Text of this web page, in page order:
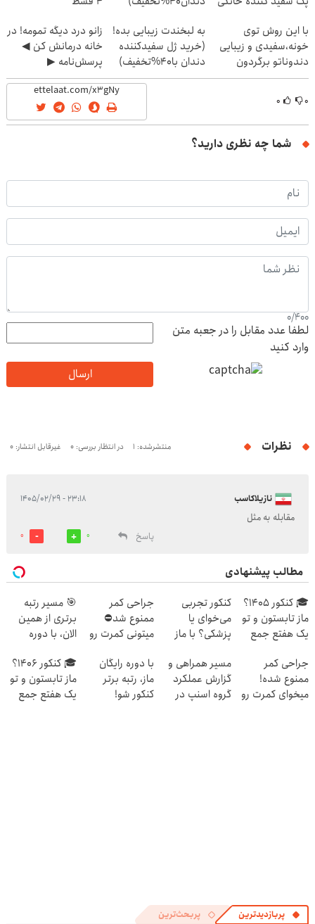
با این روش توی
خونه،سفیدی و زیبایی
دندوناتو برگردون
(40%off)
به لبخندت زیبایی بده!
(خرید ژل سفیدکننده
دندان با40%تخفیف)
زانو درد دیگه تمومه! در
خانه درمانش کن ◀
پرسش‌نامه ▶
۰ ۰
شما چه نظری دارید؟
0/400
لطفا عدد مقابل را در جعبه متن
وارد کنید
ارسال
نظرات منتشرشده: 1 در انتظار بررسی: 0 غیرقابل انتشار: 0
نازیلاکاسب ۲۳:۱۸ - ۱۴۰۵/۰۲/۲۹
مقابله به مثل
پاسخ
0
0
مطالب پیشنهادی
🎓 کنکور ۱۴۰5؟
ماز تابستون و تو
یک هفتع جمع
کنکور تجربی
می‌خوای یا
پزشکی؟ با ماز
جراحی کمر
ممنوع شد⛔
میتونی کمرت رو
کنی! 👈🏻
پرسش‌نامه
🎯 مسیر رتبه
برتری از همین
الان، با دوره
میشه!
جراحی کمر
ممنوع شده!
میخوای کمرت رو
مسیر همراهی و
گزارش عملکرد
گروه اسنپ در
با دوره رایگان
ماز، رتبه برتر
کنکور شو!
🎓 کنکور ۱۴۰6؟
ماز تابستون و تو
یک هفتع جمع
پربازدیدترین پربحث‌ترین